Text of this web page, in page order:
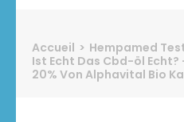
Accueil > Hempamed
Ist Echt Das Cbd-öl Echt?
20% Von Alphavital Bio